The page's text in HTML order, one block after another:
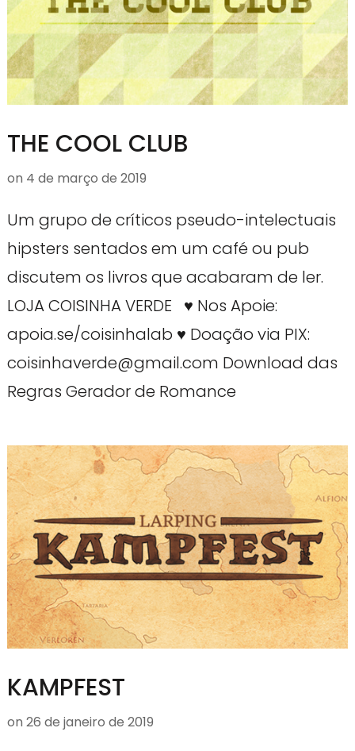
THE COOL CLUB
on 4 de março de 2019
Um grupo de críticos pseudo-intelectuais
hipsters sentados em um café ou pub
discutem os livros que acabaram de ler.
LOJA COISINHA VERDE ♥ Nos Apoie:
apoia.se/coisinhalab ♥ Doação via PIX:
coisinhaverde@gmail.com Download das
Regras Gerador de Romance
KAMPFEST
on 26 de janeiro de 2019